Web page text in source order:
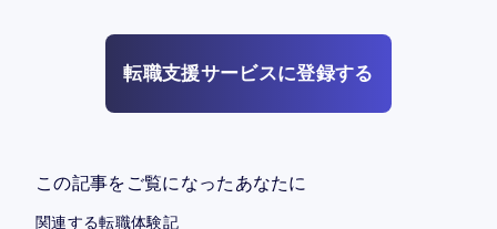
転職支援サービスに登録する
この記事をご覧になったあなたに
関連する転職体験記